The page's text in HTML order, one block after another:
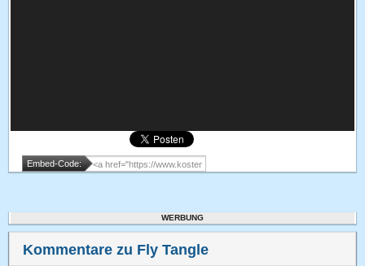
Embed-Code:
WERBUNG
Kommentare zu Fly Tangle